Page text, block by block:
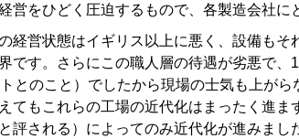
営をひどく圧迫するもので、各製造会社に
経営状態はイギリス以上に悪く、設備もそ
です。さらにこの職人層の待遇が劣悪で
とのこと）でしたから現場の士気も上がら
てもこれらの工場の近代化はまったく進
評される）によってのみ近代化が進みま